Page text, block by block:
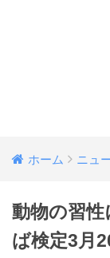
ホーム ニュ
動物の習性
ば検定3月